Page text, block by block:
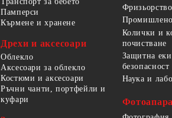
Памперси
Кърмене и хранене
Дрехи и аксесоари
Облекло
Аксесоари за облекло
Костюми и аксесоари
Ръчни чанти, портфейли и
куфари
Колички и
почистване
Защитна
Наука и